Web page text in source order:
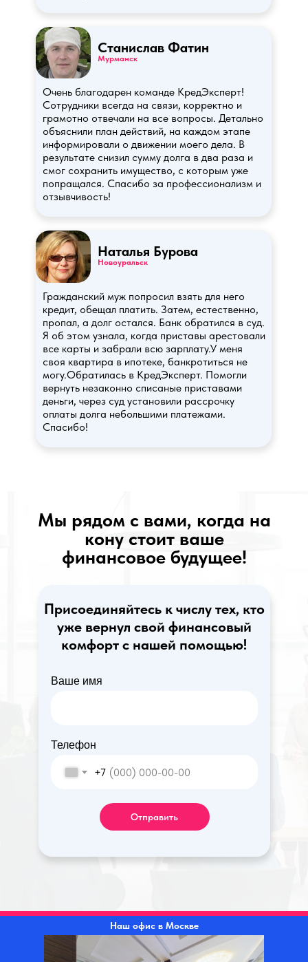
Станислав Фатин
Мурманск
Очень благодарен команде КредЭксперт!
Сотрудники всегда на связи, корректно и
грамотно отвечали на все вопросы. Детально
объяснили план действий, на каждом этапе
информировали о движении моего дела. В
результате снизил сумму долга в два раза и
смог сохранить имущество, с которым уже
попращался. Спасибо за профессионализм и
отзывчивость!
Наталья Бурова
Новоуральск
Гражданский муж попросил взять для него
кредит, обещал платить. Затем, естественно,
пропал, а долг остался. Банк обратился в суд.
Я об этом узнала, когда приставы арестовали
все карты и забрали всю зарплату.У меня
своя квартира в ипотеке, банкротиться не
могу.Обратилась в КредЭксперт. Помогли
вернуть незаконно списаные приставами
деньги, через суд установили рассрочку
оплаты долга небольшими платежами.
Спасибо!
Мы рядом с вами, когда на
кону стоит ваше
финансовое будущее!
Ваше имя
Телефон
+7
Отправить
Присоединяйтесь к числу тех, кто
уже вернул свой финансовый
комфорт с нашей помощью!
Наш офис в Москве